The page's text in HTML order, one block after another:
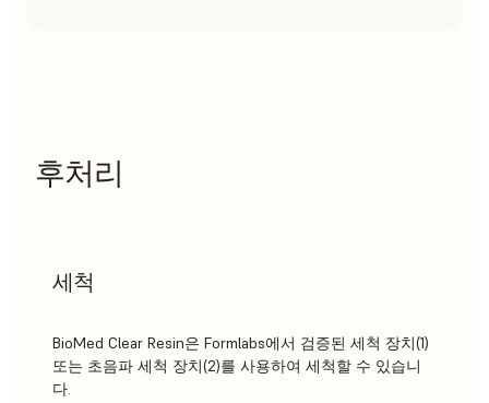
후처리
세척
BioMed Clear Resin은 Formlabs에서 검증된 세척 장치(1)
또는 초음파 세척 장치(2)를 사용하여 세척할 수 있습니
다.